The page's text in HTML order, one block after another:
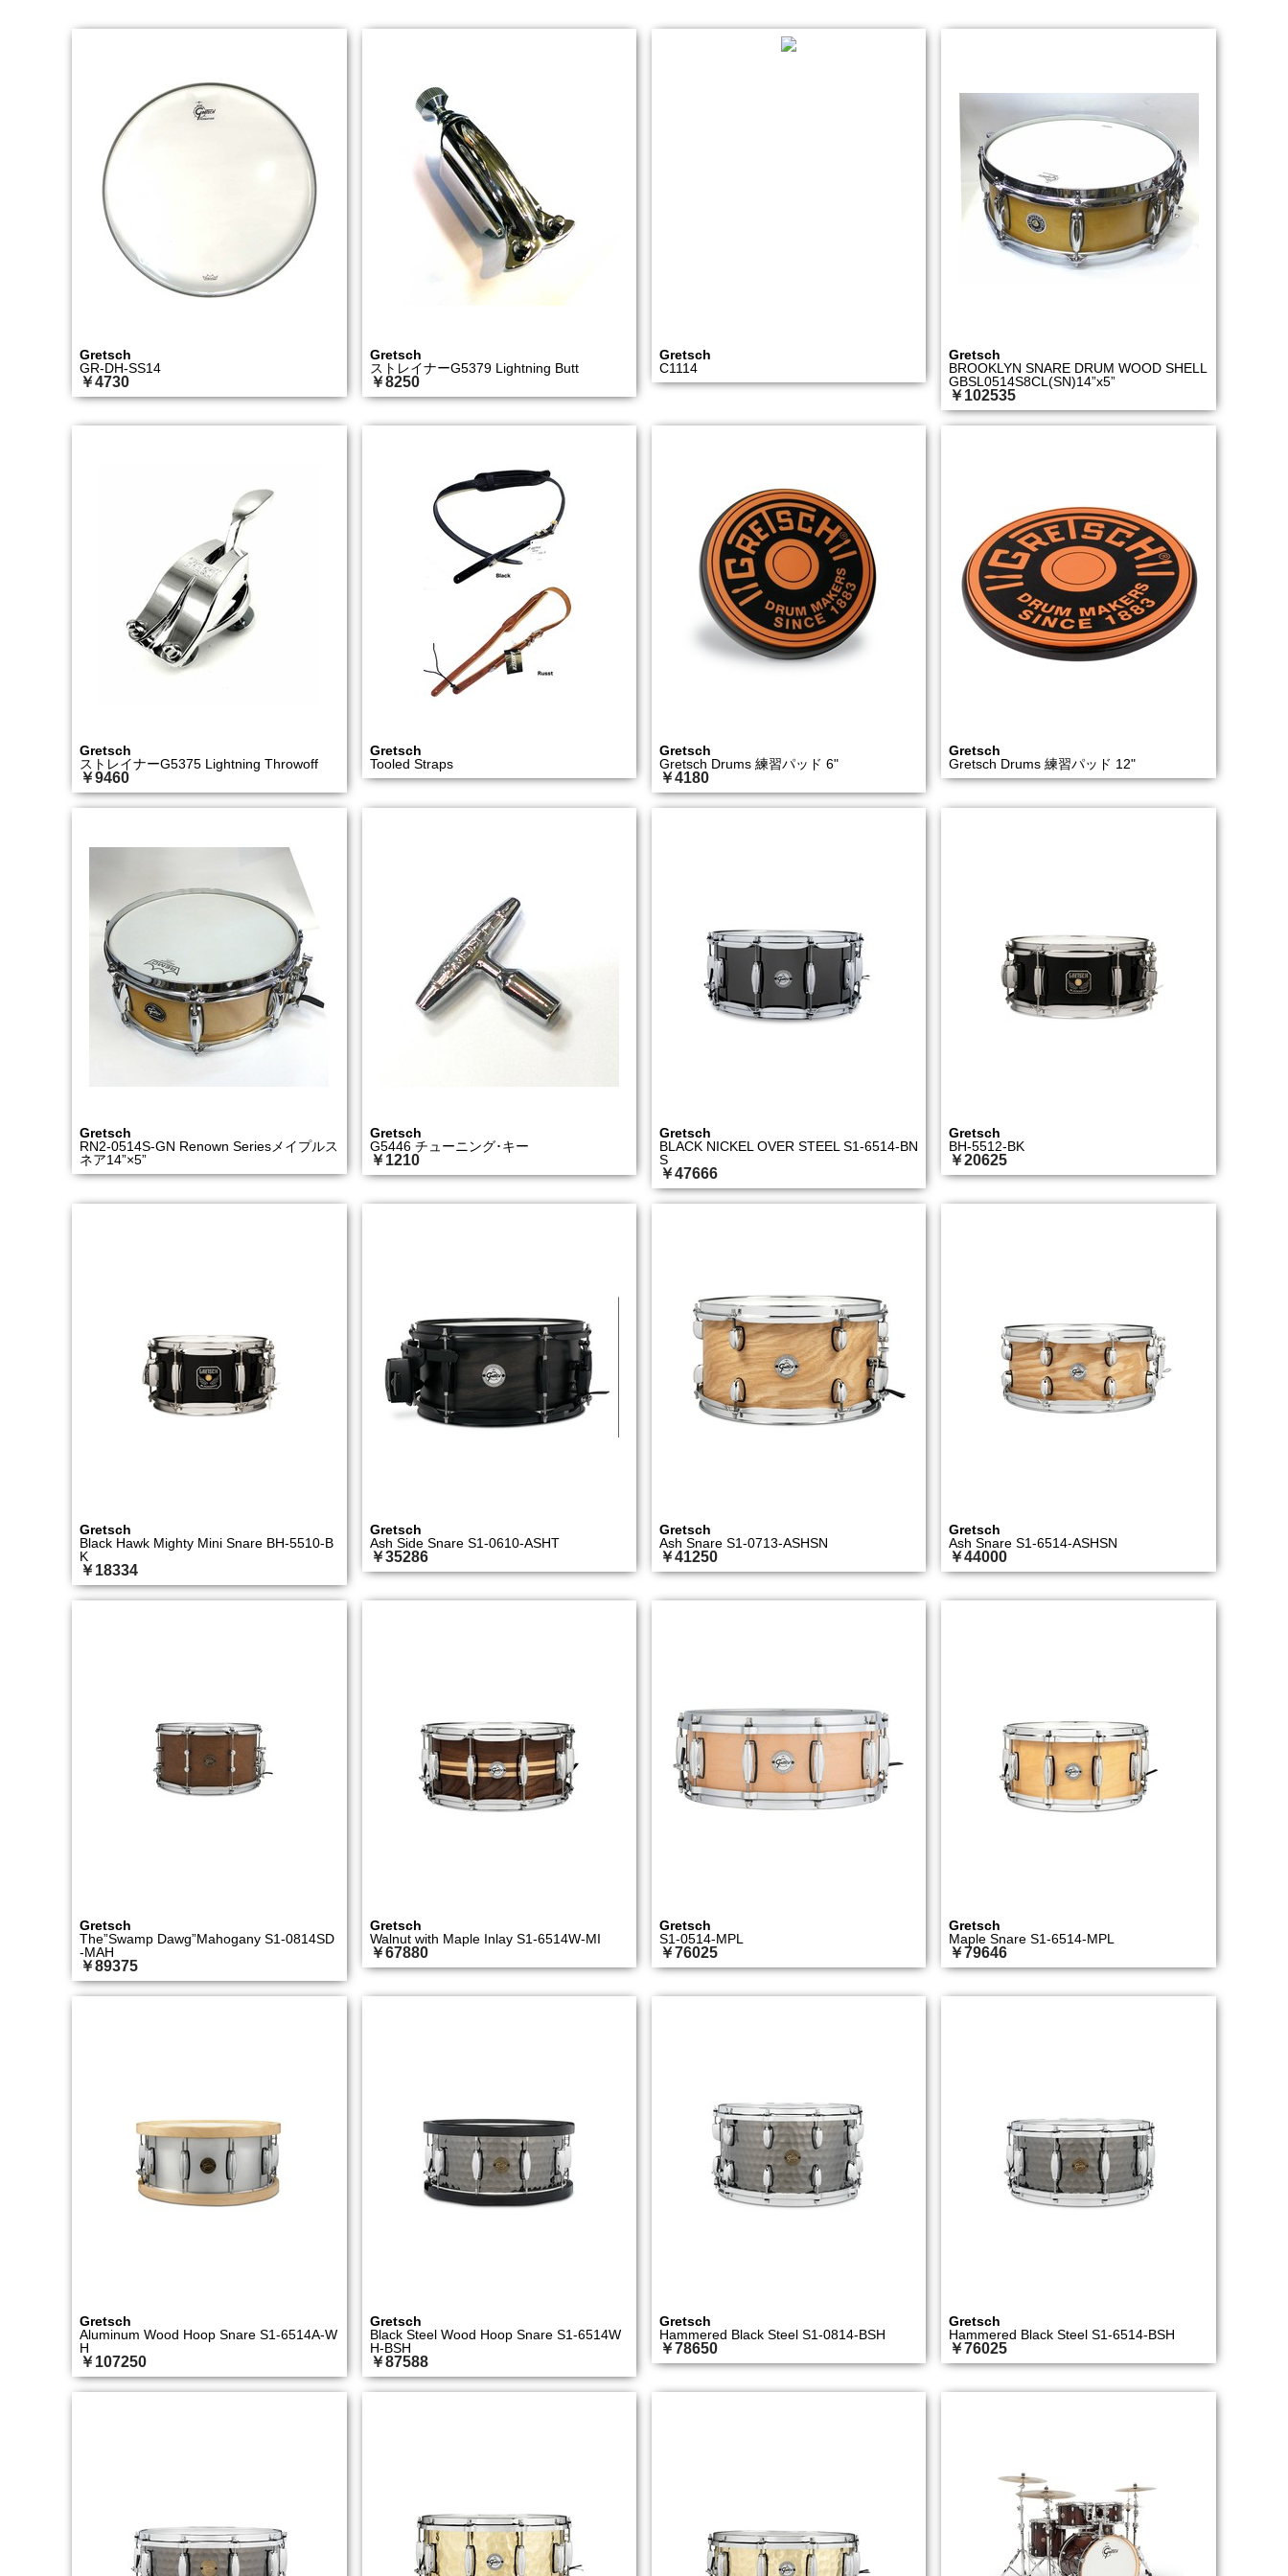
Gretsch
GR-DH-SS14
￥4730
Gretsch
ストレイナーG5379 Lightning Butt
￥8250
Gretsch
C1114
Gretsch
BROOKLYN SNARE DRUM WOOD SHELL
GBSL0514S8CL(SN)14”x5”
￥102535
Gretsch
ストレイナーG5375 Lightning Throwoff
￥9460
Gretsch
Tooled Straps
Gretsch
Gretsch Drums 練習パッド 6"
￥4180
Gretsch
Gretsch Drums 練習パッド 12"
Gretsch
RN2-0514S-GN Renown Seriesメイプルス
ネア14”×5”
Gretsch
G5446 チューニング･キー
￥1210
Gretsch
BLACK NICKEL OVER STEEL S1-6514-BN
S
￥47666
Gretsch
BH-5512-BK
￥20625
Gretsch
Black Hawk Mighty Mini Snare BH-5510-B
K
￥18334
Gretsch
Ash Side Snare S1-0610-ASHT
￥35286
Gretsch
Ash Snare S1-0713-ASHSN
￥41250
Gretsch
Ash Snare S1-6514-ASHSN
￥44000
Gretsch
The”Swamp Dawg”Mahogany S1-0814SD
-MAH
￥89375
Gretsch
Walnut with Maple Inlay S1-6514W-MI
￥67880
Gretsch
S1-0514-MPL
￥76025
Gretsch
Maple Snare S1-6514-MPL
￥79646
Gretsch
Aluminum Wood Hoop Snare S1-6514A-W
H
￥107250
Gretsch
Black Steel Wood Hoop Snare S1-6514W
H-BSH
￥87588
Gretsch
Hammered Black Steel S1-0814-BSH
￥78650
Gretsch
Hammered Black Steel S1-6514-BSH
￥76025